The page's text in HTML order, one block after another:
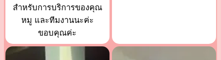
สำหรับการบริการของคุณ
หมู และทีมงานนะค่ะ
ขอบคุณค่ะ